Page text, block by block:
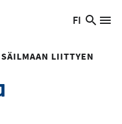
Vaihda
nykyinen
kieli:
FI
Hae
LIITTYEN